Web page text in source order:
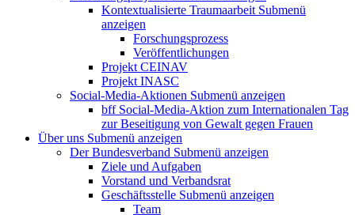
Kontextualisierte Traumaarbeit Submenü
anzeigen
Forschungsprozess
Veröffentlichungen
Projekt CEINAV
Projekt INASC
Social-Media-Aktionen Submenü anzeigen
bff Social-Media-Aktion zum Internationalen Tag
zur Beseitigung von Gewalt gegen Frauen
Über uns Submenü anzeigen
Der Bundesverband Submenü anzeigen
Ziele und Aufgaben
Vorstand und Verbandsrat
Geschäftsstelle Submenü anzeigen
Team